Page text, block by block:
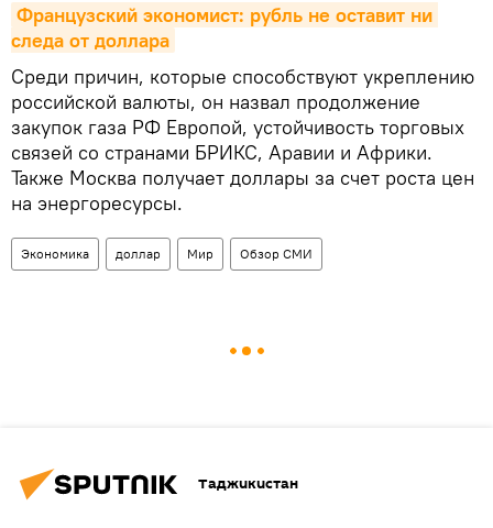
Французский экономист: рубль не оставит ни
следа от доллара
Среди причин, которые способствуют укреплению
российской валюты, он назвал продолжение
закупок газа РФ Европой, устойчивость торговых
связей со странами БРИКС, Аравии и Африки.
Также Москва получает доллары за счет роста цен
на энергоресурсы.
Экономика доллар Мир Обзор СМИ
Таджикистан